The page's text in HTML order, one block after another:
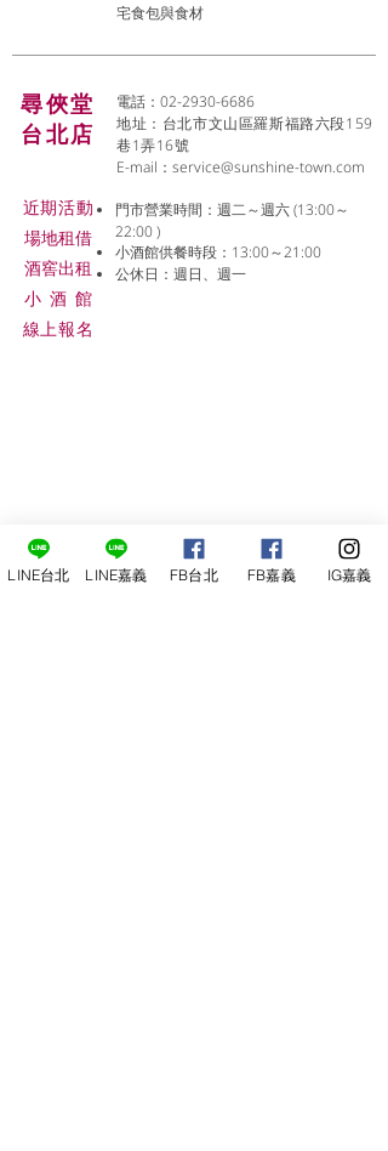
宅食包與食材
尋俠堂
台北店
電話：02-2930-6686
地址：台北市文山區羅斯福路六段159
巷1弄16號
E-mail： service@sunshine-town.com
近期活動
場地租借
​酒窖出租
小酒 館
線上報名
門市營業時間：週二～週六 (13:00～
22:00 )
小酒館供餐時段：13:00～21:00
公休日：週日、週一
LINE台北 LINE嘉義 FB台北 FB嘉義 IG嘉義